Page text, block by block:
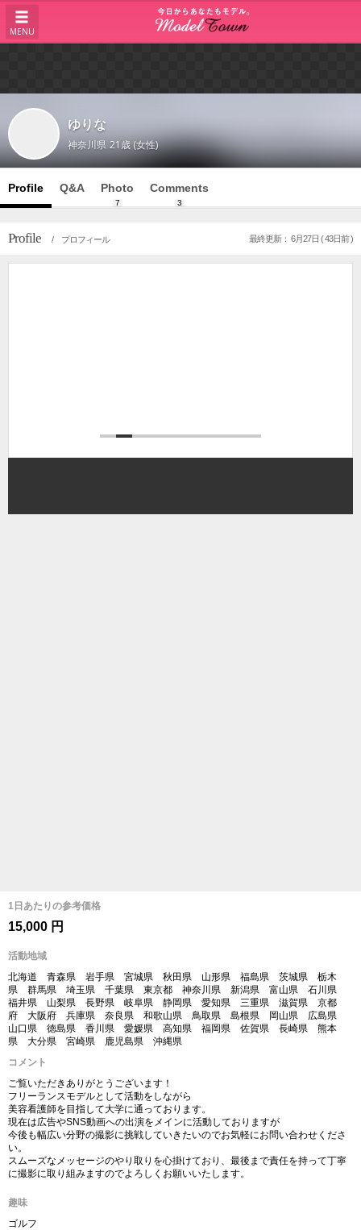
MENU
ゆりな
神奈川県 21歳 (女性)
Profile Q&A Photo
7
Comments
3
Profile / プロフィール 最終更新： 6月27日 ( 43日前 )
1日あたりの参考価格
15,000 円
活動地域
北海道 青森県 岩手県 宮城県 秋田県 山形県 福島県 茨城県 栃木
県 群馬県 埼玉県 千葉県 東京都 神奈川県 新潟県 富山県 石川県
福井県 山梨県 長野県 岐阜県 静岡県 愛知県 三重県 滋賀県 京都
府 大阪府 兵庫県 奈良県 和歌山県 鳥取県 島根県 岡山県 広島県
山口県 徳島県 香川県 愛媛県 高知県 福岡県 佐賀県 長崎県 熊本
県 大分県 宮崎県 鹿児島県 沖縄県
コメント
ご覧いただきありがとうございます！
フリーランスモデルとして活動をしながら
美容看護師を目指して大学に通っております。
現在は広告やSNS動画への出演をメインに活動しておりますが
今後も幅広い分野の撮影に挑戦していきたいのでお気軽にお問い合わせくださ
い。
スムーズなメッセージのやり取りを心掛けており、最後まで責任を持って丁寧
に撮影に取り組みますのでよろしくお願いいたします。
趣味
ゴルフ